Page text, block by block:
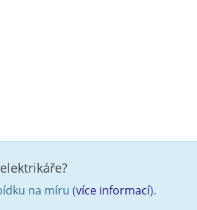
na míru (více informací).